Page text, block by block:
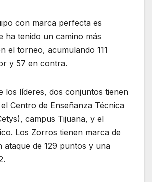
con marca perfecta es
ha tenido un camino más
el torneo, acumulando 111
y 57 en contra.
los líderes, dos conjuntos tienen
Centro de Enseñanza Técnica
campus Tijuana, y el
Los Zorros tienen marca de
ataque de 129 puntos y una